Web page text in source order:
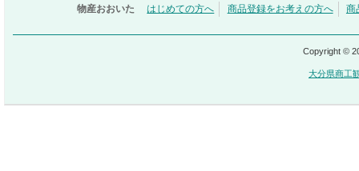
物産おおいた はじめての方へ 商品登録をお考えの方へ 商
Copyright ©
大分県商工